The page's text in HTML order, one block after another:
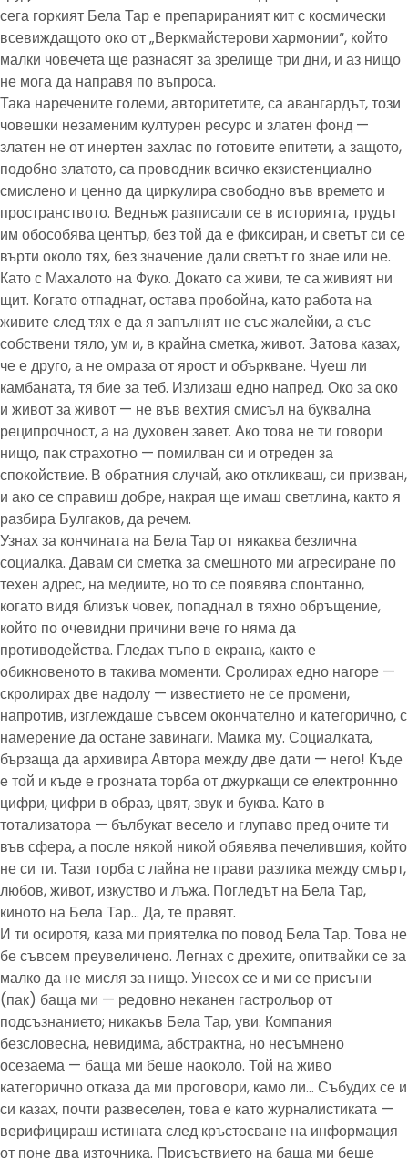
сега горкият Бела Тар е препарираният кит с космически
всевиждащото око от „Веркмайстерови хармонии“, който
малки човечета ще разнасят за зрелище три дни, и аз нищо
не мога да направя по въпроса.
Така наречените големи, авторитетите, са авангардът, този
човешки незаменим културен ресурс и златен фонд —
златен не от инертен захлас по готовите епитети, а защото,
подобно златото, са проводник всичко екзистенциално
смислено и ценно да циркулира свободно във времето и
пространството. Веднъж разписали се в историята, трудът
им обособява център, без той да е фиксиран, и светът си се
върти около тях, без значение дали светът го знае или не.
Като с Махалото на Фуко. Докато са живи, те са живият ни
щит. Когато отпаднат, остава пробойна, като работа на
живите след тях е да я запълнят не със жалейки, а със
собствени тяло, ум и, в крайна сметка, живот. Затова казах,
че е друго, а не омраза от ярост и объркване. Чуеш ли
камбаната, тя бие за теб. Излизаш едно напред. Око за око
и живот за живот — не във вехтия смисъл на буквална
реципрочност, а на духовен завет. Ако това не ти говори
нищо, пак страхотно — помилван си и отреден за
спокойствие. В обратния случай, ако откликваш, си призван,
и ако се справиш добре, накрая ще имаш светлина, както я
разбира Булгаков, да речем.
Узнах за кончината на Бела Тар от някаква безлична
социалка. Давам си сметка за смешното ми агресиране по
техен адрес, на медиите, но то се появява спонтанно,
когато видя близък човек, попаднал в тяхно обръщение,
който по очевидни причини вече го няма да
противодейства. Гледах тъпо в екрана, както е
обикновеното в такива моменти. Сролирах едно нагоре —
скролирах две надолу — известието не се промени,
напротив, изглеждаше съвсем окончателно и категорично, с
намерение да остане завинаги. Мамка му. Социалката,
бързаща да архивира Автора между две дати — него! Къде
е той и къде е грозната торба от джуркащи се електроннно
цифри, цифри в образ, цвят, звук и буква. Като в
тотализатора — бълбукат весело и глупаво пред очите ти
във сфера, а после някой никой обявява печелившия, който
не си ти. Тази торба с лайна не прави разлика между смърт,
любов, живот, изкуство и лъжа. Погледът на Бела Тар,
киното на Бела Тар… Да, те правят.
И ти осиротя, каза ми приятелка по повод Бела Тар. Това не
бе съвсем преувеличено. Легнах с дрехите, опитвайки се за
малко да не мисля за нищо. Унесох се и ми се присъни
(пак) баща ми — редовно неканен гастрольор от
подсъзнанието; никакъв Бела Тар, уви. Компания
безсловесна, невидима, абстрактна, но несъмнено
осезаема — баща ми беше наоколо. Той на живо
категорично отказа да ми проговори, камо ли… Събудих се и
си казах, почти развеселен, това е като журналистиката —
верифицираш истината след кръстосване на информация
от поне два източника. Присъствието на баща ми беше